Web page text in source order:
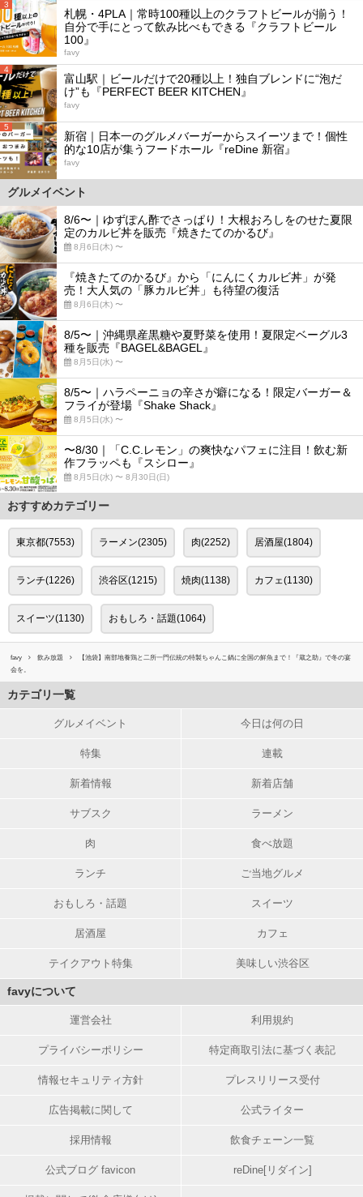
3
札幌・4PLA｜常時100種以上のクラフトビールが揃う！
自分で手にとって飲み比べもできる『クラフトビール
100』
favy
4
富山駅｜ビールだけで20種以上！独自ブレンドに“泡だ
け”も『PERFECT BEER KITCHEN』
favy
5
新宿｜日本一のグルメバーガーからスイーツまで！個性
的な10店が集うフードホール『reDine 新宿』
favy
グルメイベント
8/6〜｜ゆずぽん酢でさっぱり！大根おろしをのせた夏限
定のカルビ丼を販売『焼きたてのかるび』
8月6日(木) 〜
『焼きたてのかるび』から「にんにくカルビ丼」が発
売！大人気の「豚カルビ丼」も待望の復活
8月6日(木) 〜
8/5〜｜沖縄県産黒糖や夏野菜を使用！夏限定ベーグル3
種を販売『BAGEL&BAGEL』
8月5日(水) 〜
8/5〜｜ハラペーニョの辛さが癖になる！限定バーガー＆
フライが登場『Shake Shack』
8月5日(水) 〜
〜8/30｜「C.C.レモン」の爽快なパフェに注目！飲む新
作フラッペも『スシロー』
8月5日(水) 〜 8月30日(日)
おすすめカテゴリー
東京都(7553) ラーメン(2305) 肉(2252) 居酒屋(1804)
ランチ(1226) 渋谷区(1215) 焼肉(1138) カフェ(1130)
スイーツ(1130) おもしろ・話題(1064)
favy 飲み放題
【池袋】南部地養鶏と二所一門伝統の特製ちゃんこ鍋に全国の鮮魚まで！『蔵之助』で冬の宴
会を。
カテゴリ一覧
グルメイベント 今日は何の日
特集 連載
新着情報 新着店舗
サブスク ラーメン
肉 食べ放題
ランチ ご当地グルメ
おもしろ・話題 スイーツ
居酒屋 カフェ
テイクアウト特集 美味しい渋谷区
favyについて
運営会社 利用規約
プライバシーポリシー 特定商取引法に基づく表記
情報セキュリティ方針 プレスリリース受付
広告掲載に関して 公式ライター
採用情報 飲食チェーン一覧
公式ブログ favicon reDine[リダイン]